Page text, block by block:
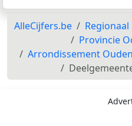
AlleCijfers.be Regionaal
Provincie
Arrondissement